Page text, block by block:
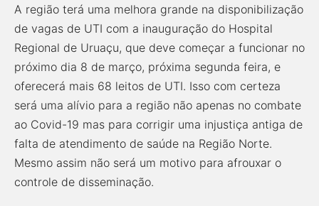
A região terá uma melhora grande na disponibilização
de vagas de UTI com a inauguração do Hospital
Regional de Uruaçu, que deve começar a funcionar no
próximo dia 8 de março, próxima segunda feira, e
oferecerá mais 68 leitos de UTI. Isso com certeza
será uma alívio para a região não apenas no combate
ao Covid-19 mas para corrigir uma injustiça antiga de
falta de atendimento de saúde na Região Norte.
Mesmo assim não será um motivo para afrouxar o
controle de disseminação.